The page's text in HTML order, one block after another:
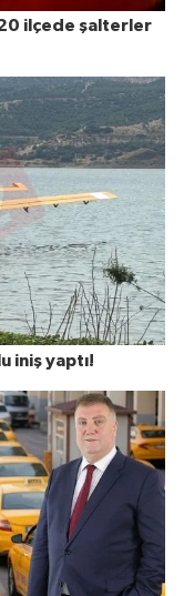
ilçede şalterler
iniş yaptı!